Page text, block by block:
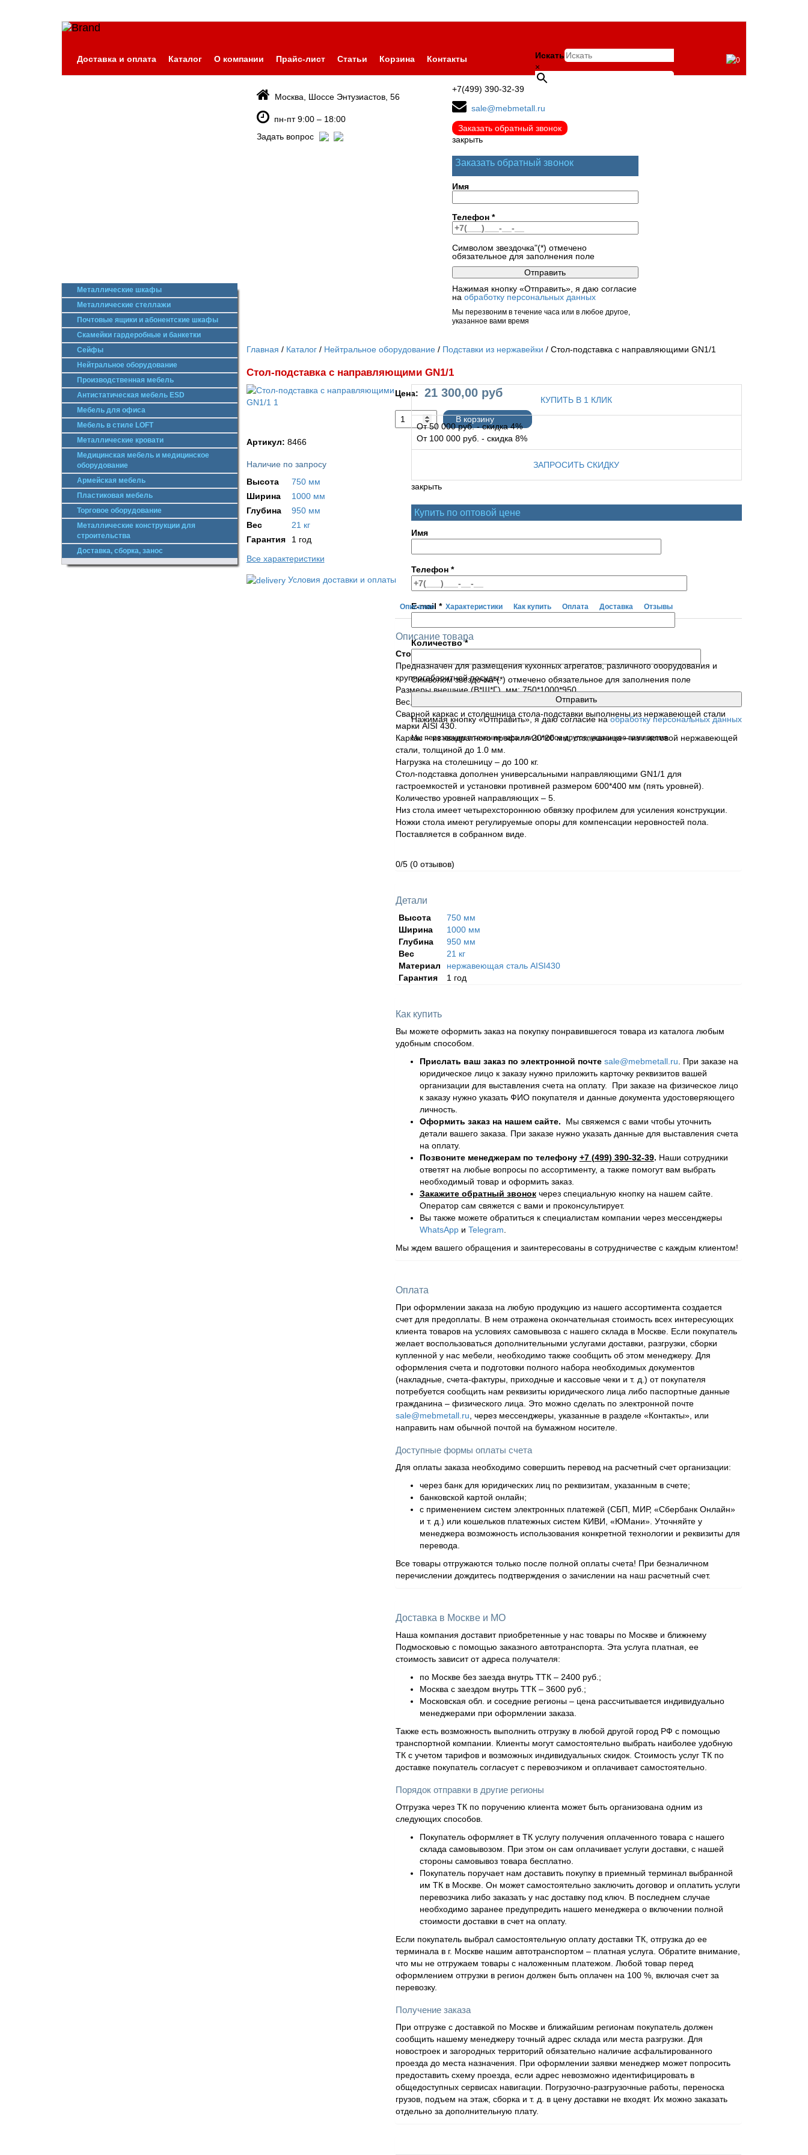
Доставка и оплата Каталог О компании Прайс-лист Статьи Корзина Контакты
Искать
×
0
Москва, Шоссе Энтузиастов, 56
пн-пт 9:00 – 18:00
Задать вопрос
+7(499) 390-32-39
sale@mebmetall.ru
Заказать обратный звонок
закрыть
Заказать обратный звонок
Имя
Телефон *
Символом звездочка"(*) отмечено
обязательное для заполнения поле
Нажимая кнопку «Отправить», я даю согласие
на обработку персональных данных
Мы перезвоним в течение часа или в любое другое,
указанное вами время
Металлические шкафы
Металлические стеллажи
Почтовые ящики и абонентские шкафы
Скамейки гардеробные и банкетки
Сейфы
Нейтральное оборудование
Производственная мебель
Антистатическая мебель ESD
Мебель для офиса
Мебель в стиле LOFT
Металлические кровати
Медицинская мебель и медицинское
оборудование
Армейская мебель
Пластиковая мебель
Торговое оборудование
Металлические конструкции для
строительства
Доставка, сборка, занос
Главная Каталог Нейтральное оборудование Подставки из нержавейки Стол-подставка c направляющими GN1/1
Стол-подставка c направляющими GN1/1
Цена: 21 300,00 руб
В корзину
КУПИТЬ В 1 КЛИК
От 50 000 руб. - скидка 4%
От 100 000 руб. - скидка 8%
ЗАПРОСИТЬ СКИДКУ
закрыть
Купить по оптовой цене
Имя
Телефон *
E-mail *
Количество*
Символом звездочка"(*) отмечено обязательное для заполнения поле
Нажимая кнопку «Отправить», я даю согласие наобработку персональных данных
Мы перезвоним в течение часа или в любое другое, указанное вами время
Артикул: 8466
Наличие по запросу
Высота
750 мм
Ширина
1000 мм
Глубина
950 мм
Вес
21 кг
Гарантия
1 год
Все характеристики
Условия доставки и оплаты
Описание Характеристики Как купить Оплата Доставка Отзывы
Описание товара
Стол-подставка c направляющими GN1/1.
Предназначен для размещения кухонных агрегатов, различного оборудования и
крупногабаритной посуды.
Размеры внешние (В*Ш*Г), мм: 750*1000*950
Вес, кг: 21,0
Сварной каркас и столешница стола-подставки выполнены из нержавеющей стали
марки AISI 430.
Каркас – из квадратного профиля 20*20 мм, столешница – из листовой нержавеющей
стали, толщиной до 1.0 мм.
Нагрузка на столешницу – до 100 кг.
Стол-подставка дополнен универсальными направляющими GN1/1 для
гастроемкостей и установки противней размером 600*400 мм (пять уровней).
Количество уровней направляющих – 5.
Низ стола имеет четырехстороннюю обвязку профилем для усиления конструкции.
Ножки стола имеют регулируемые опоры для компенсации неровностей пола.
Поставляется в собранном виде.
0/5 (0 отзывов)
Детали
Высота
750 мм
Ширина
1000 мм
Глубина
950 мм
Вес
21 кг
Материал
нержавеющая сталь AISI430
Гарантия
1 год
Как купить
Вы можете оформить заказ на покупку понравившегося товара из каталога любым
удобным способом.
Прислать ваш заказ по электронной почте sale@mebmetall.ru. При заказе на
юридическое лицо к заказу нужно приложить карточку реквизитов вашей
организации для выставления счета на оплату. При заказе на физическое лицо
к заказу нужно указать ФИО покупателя и данные документа удостоверяющего
личность.
Оформить заказ на нашем сайте. Мы свяжемся с вами чтобы уточнить
детали вашего заказа. При заказе нужно указать данные для выставления счета
на оплату.
Позвоните менеджерам по телефону +7 (499) 390-32-39. Наши сотрудники
ответят на любые вопросы по ассортименту, а также помогут вам выбрать
необходимый товар и оформить заказ.
Закажите обратный звонокчерез специальную кнопку на нашем сайте.
Оператор сам свяжется с вами и проконсультирует.
Вы также можете обратиться к специалистам компании через мессенджеры
WhatsAppи Telegram.
Мы ждем вашего обращения и заинтересованы в сотрудничестве с каждым клиентом!
Оплата
При оформлении заказа на любую продукцию из нашего ассортимента создается
счет для предоплаты. В нем отражена окончательная стоимость всех интересующих
клиента товаров на условиях самовывоза с нашего склада в Москве. Если покупатель
желает воспользоваться дополнительными услугами доставки, разгрузки, сборки
купленной у нас мебели, необходимо также сообщить об этом менеджеру. Для
оформления счета и подготовки полного набора необходимых документов
(накладные, счета-фактуры, приходные и кассовые чеки и т. д.) от покупателя
потребуется сообщить нам реквизиты юридического лица либо паспортные данные
гражданина – физического лица. Это можно сделать по электронной почте
sale@mebmetall.ru, через мессенджеры, указанные в разделе «Контакты», или
направить нам обычной почтой на бумажном носителе.
Доступные формы оплаты счета
Для оплаты заказа необходимо совершить перевод на расчетный счет организации:
через банк для юридических лиц по реквизитам, указанным в счете;
банковской картой онлайн;
с применением систем электронных платежей (СБП, МИР, «Сбербанк Онлайн»
и т. д.) или кошельков платежных систем КИВИ, «ЮМани». Уточняйте у
менеджера возможность использования конкретной технологии и реквизиты для
перевода.
Все товары отгружаются только после полной оплаты счета! При безналичном
перечислении дождитесь подтверждения о зачислении на наш расчетный счет.
Доставка в Москве и МО
Наша компания доставит приобретенные у нас товары по Москве и ближнему
Подмосковью с помощью заказного автотранспорта. Эта услуга платная, ее
стоимость зависит от адреса получателя:
по Москве без заезда внутрь ТТК – 2400 руб.;
Москва с заездом внутрь ТТК – 3600 руб.;
Московская обл. и соседние регионы – цена рассчитывается индивидуально
менеджерами при оформлении заказа.
Также есть возможность выполнить отгрузку в любой другой город РФ с помощью
транспортной компании. Клиенты могут самостоятельно выбрать наиболее удобную
ТК с учетом тарифов и возможных индивидуальных скидок. Стоимость услуг ТК по
доставке покупатель согласует с перевозчиком и оплачивает самостоятельно.
Порядок отправки в другие регионы
Отгрузка через ТК по поручению клиента может быть организована одним из
следующих способов.
Покупатель оформляет в ТК услугу получения оплаченного товара с нашего
склада самовывозом. При этом он сам оплачивает услуги доставки, с нашей
стороны самовывоз товара бесплатно.
Покупатель поручает нам доставить покупку в приемный терминал выбранной
им ТК в Москве. Он может самостоятельно заключить договор и оплатить услуги
перевозчика либо заказать у нас доставку под ключ. В последнем случае
необходимо заранее предупредить нашего менеджера о включении полной
стоимости доставки в счет на оплату.
Если покупатель выбрал самостоятельную оплату доставки ТК, отгрузка до ее
терминала в г. Москве нашим автотранспортом – платная услуга. Обратите внимание,
что мы не отгружаем товары с наложенным платежом. Любой товар перед
оформлением отгрузки в регион должен быть оплачен на 100 %, включая счет за
перевозку.
Получение заказа
При отгрузке с доставкой по Москве и ближайшим регионам покупатель должен
сообщить нашему менеджеру точный адрес склада или места разгрузки. Для
новостроек и загородных территорий обязательно наличие асфальтированного
проезда до места назначения. При оформлении заявки менеджер может попросить
предоставить схему проезда, если адрес невозможно идентифицировать в
общедоступных сервисах навигации. Погрузочно-разгрузочные работы, переноска
грузов, подъем на этаж, сборка и т. д. в цену доставки не входят. Их можно заказать
отдельно за дополнительную плату.